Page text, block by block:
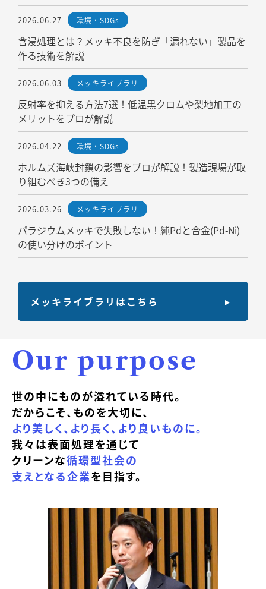
2026.06.27 環境・SDGs
含浸処理とは？メッキ不良を防ぎ「漏れない」製品を
作る技術を解説
2026.06.03 メッキライブラリ
反射率を抑える方法7選！低温黒クロムや梨地加工の
メリットをプロが解説
2026.04.22 環境・SDGs
ホルムズ海峡封鎖の影響をプロが解説！製造現場が取
り組むべき3つの備え
2026.03.26 メッキライブラリ
パラジウムメッキで失敗しない！純Pdと合金(Pd-Ni)
の使い分けのポイント
メッキライブラリはこちら
Our purpose
世の中にものが溢れている時代。
だからこそ、ものを大切に、
より美しく、より長く、より良いものに。
我々は表面処理を通じて
クリーンな循環型社会の
支えとなる企業を目指す。